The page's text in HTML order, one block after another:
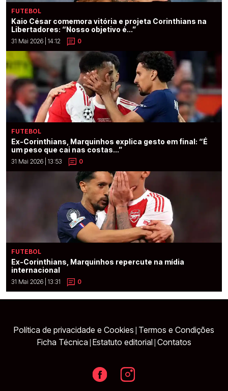
FUTEBOL
Kaio César comemora vitória e projeta Corinthians na
Libertadores: “Nosso objetivo é...”
31 Mai 2026 | 14:12 0
FUTEBOL
Ex-Corinthians, Marquinhos explica gesto em final: “É
um peso que cai nas costas...”
31 Mai 2026 | 13:53 0
FUTEBOL
Ex-Corinthians, Marquinhos repercute na mídia
internacional
31 Mai 2026 | 13:31 0
Política de privacidade e Cookies Termos e Condições
Ficha Técnica Estatuto editorial Contatos